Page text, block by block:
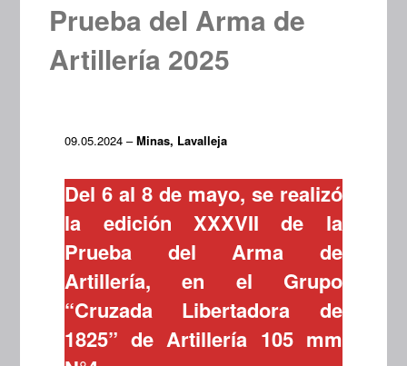
Prueba del Arma de
Artillería 2025
09.05.2024 –Minas, Lavalleja
Del 6 al 8 de mayo, se realizó
la edición XXXVII de la
Prueba del Arma de
Artillería, en el Grupo
“Cruzada Libertadora de
1825” de Artillería 105 mm